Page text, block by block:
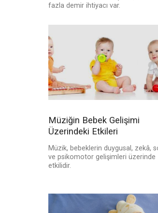
fazla demir ihtiyacı var.
Müziğin Bebek Gelişimi
Üzerindeki Etkileri
Müzik, bebeklerin duygusal, zekâ,
ve psikomotor gelişimleri üzerinde
etkilidir.